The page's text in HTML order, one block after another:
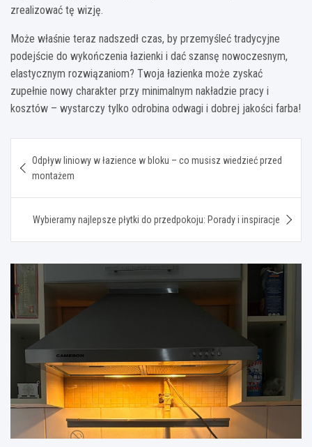
zrealizować tę wizję.
Może właśnie teraz nadszedł czas, by przemyśleć tradycyjne
podejście do wykończenia łazienki i dać szansę nowoczesnym,
elastycznym rozwiązaniom? Twoja łazienka może zyskać
zupełnie nowy charakter przy minimalnym nakładzie pracy i
kosztów – wystarczy tylko odrobina odwagi i dobrej jakości farba!
wpisu
Odpływ liniowy w łazience w bloku – co musisz wiedzieć przed
montażem
Wybieramy najlepsze płytki do przedpokoju: Porady i inspiracje